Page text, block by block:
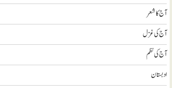
آج کا شعر
آج کی غزل
آج کی نظم
ادبستان